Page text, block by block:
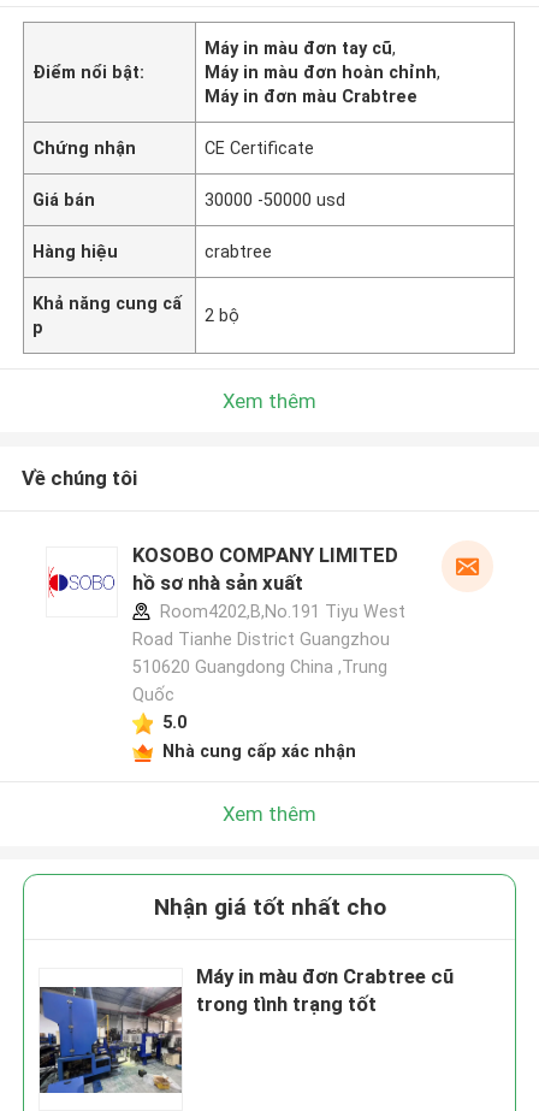
Điểm nổi bật:
Máy in màu đơn tay cũ,
Máy in màu đơn hoàn chỉnh,
Máy in đơn màu Crabtree
Chứng nhận CE Certificate
Giá bán 30000 -50000 usd
Hàng hiệu crabtree
Khả năng cung cấ
p
2 bộ
Xem thêm
Về chúng tôi
KOSOBO COMPANY LIMITED
hồ sơ nhà sản xuất
Room4202,B,No.191 Tiyu West
Road Tianhe District Guangzhou
510620 Guangdong China ,Trung
Quốc
5.0
Nhà cung cấp xác nhận
Xem thêm
Nhận giá tốt nhất cho
Máy in màu đơn Crabtree cũ
trong tình trạng tốt